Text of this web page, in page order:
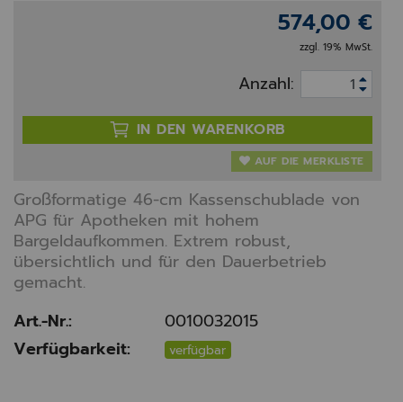
574,00 €
zzgl. 19% MwSt.
Anzahl:
IN DEN WARENKORB
AUF DIE MERKLISTE
Großformatige 46-cm Kassenschublade von
APG für Apotheken mit hohem
Bargeldaufkommen. Extrem robust,
übersichtlich und für den Dauerbetrieb
gemacht.
Art.-Nr.:
0010032015
Verfügbarkeit:
verfügbar